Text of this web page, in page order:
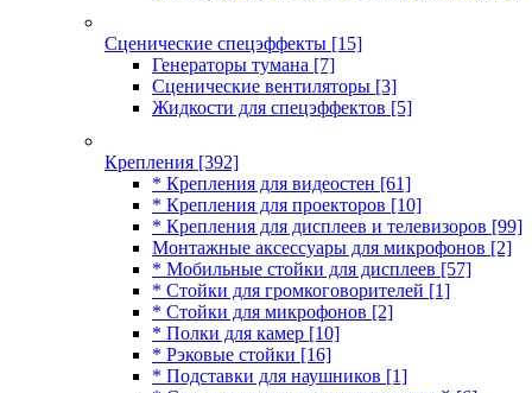
Сценические спецэффекты [15]
Генераторы тумана [7]
Сценические вентиляторы [3]
Жидкости для спецэффектов [5]
Крепления [392]
* Крепления для видеостен [61]
* Крепления для проекторов [10]
* Крепления для дисплеев и телевизоров [99]
Монтажные аксессуары для микрофонов [2]
* Мобильные стойки для дисплеев [57]
* Стойки для громкоговорителей [1]
* Стойки для микрофонов [2]
* Полки для камер [10]
* Рэковые стойки [16]
* Подставки для наушников [1]